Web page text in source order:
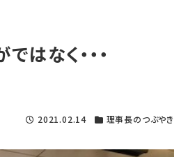
はなく・・・
2021.02.14 理事長のつぶやき